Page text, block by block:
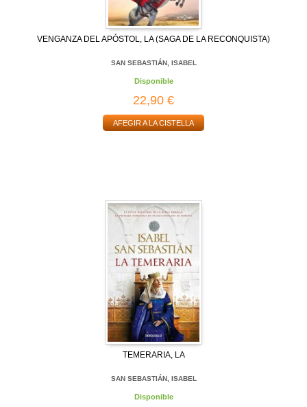
VENGANZA DEL APÓSTOL, LA (SAGA DE LA RECONQUISTA)
SAN SEBASTIÁN, ISABEL
Disponible
22,90 €
AFEGIR A LA CISTELLA
TEMERARIA, LA
SAN SEBASTIÁN, ISABEL
Disponible